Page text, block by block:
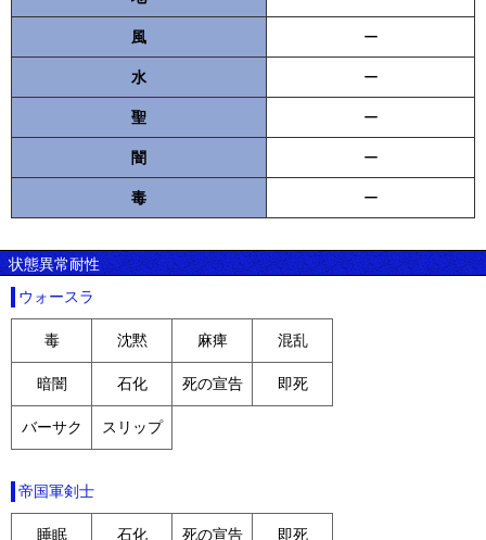
風 ー
水 ー
聖 ー
闇 ー
毒 ー
状態異常耐性
ウォースラ
毒 沈黙 麻痺 混乱
暗闇 石化 死の宣告 即死
バーサク スリップ
帝国軍剣士
睡眠 石化 死の宣告 即死